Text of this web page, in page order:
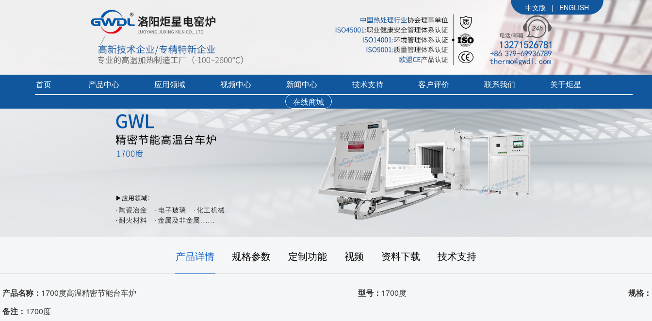
中文版 | ENGLISH
首页 产品中心
电炉配件
代工服务
应用领域
燃料电池专用炉
热加工技术（空气）
先进材料、增材制造、铸造
实验室、电池材料
视频中心
产品中心目录宣传视频
新闻中心
行业展会活动
公司新闻
技术支持
售后服务
免费培训
文字资料下载
视频资料下载
软件下载
客户评价
工业炉客户评价
真空气氛炉客户评价
耐火隔热材料客户评价
烘干箱客户评价
联系我们 关于炬星
参展信息
炬星大事记
企业文化
在线商城
首页> 产品中心 >工业电炉-台车炉 > 1700度高温精密节能台车炉
产品详情 规格参数 定制功能 视频 资料下载 技术支持
产品名称： 1700度高温精密节能台车炉 型号： 1700度 规格：
备注： 1700度